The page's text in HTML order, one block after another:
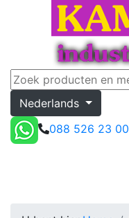
Nederlands
088 526 23 00